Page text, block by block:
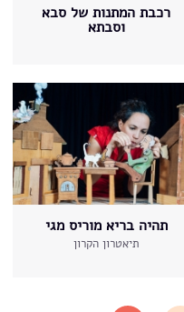
רכבת המתנות של סבא
וסבתא
תהיה בריא מוריס מגי
תיאטרון הקרון